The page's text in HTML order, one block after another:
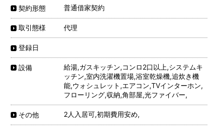
契約形態 普通借家契約
取引態様 代理
登録日
設備
給湯,ガスキッチン,コンロ2口以上,システムキ
ッチン,室内洗濯機置場,浴室乾燥機,追炊き機
能,ウォシュレット,エアコン,TVインターホン,
フローリング,収納,角部屋,光ファイバー,
その他 2人入居可,初期費用安め,